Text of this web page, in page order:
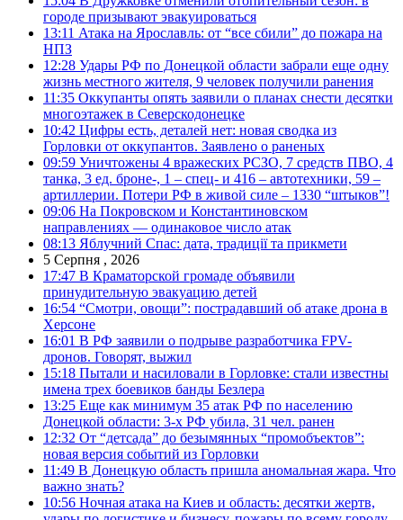
городе призывают эвакуироваться
13:11 Атака на Ярославль: от “все сбили” до пожара на
НПЗ
12:28 Удары РФ по Донецкой области забрали еще одну
жизнь местного жителя, 9 человек получили ранения
11:35 Оккупанты опять заявили о планах снести десятки
многоэтажек в Северскодонецке
10:42 Цифры есть, деталей нет: новая сводка из
Горловки от оккупантов. Заявлено о раненых
09:59 Уничтожены 4 вражеских РСЗО, 7 средств ПВО, 4
танка, 3 ед. броне-, 1 – спец- и 416 – автотехники, 59 –
артиллерии. Потери РФ в живой силе – 1330 “штыков”!
09:06 На Покровском и Константиновском
направлениях — одинаковое число атак
08:13 Яблучний Спас: дата, традиції та прикмети
5 Серпня , 2026
17:47 В Краматорской громаде объявили
принудительную эвакуацию детей
16:54 “Смотри, овощи”: пострадавший об атаке дрона в
Херсоне
16:01 В РФ заявили о подрыве разработчика FPV-
дронов. Говорят, выжил
15:18 Пытали и насиловали в Горловке: стали известны
имена трех боевиков банды Безлера
13:25 Еще как минимум 35 атак РФ по населению
Донецкой области: 3-х РФ убила, 31 чел. ранен
12:32 От “детсада” до безымянных “промобъектов”:
новая версия событий из Горловки
11:49 В Донецкую область пришла аномальная жара. Что
важно знать?
10:56 Ночная атака на Киев и область: десятки жертв,